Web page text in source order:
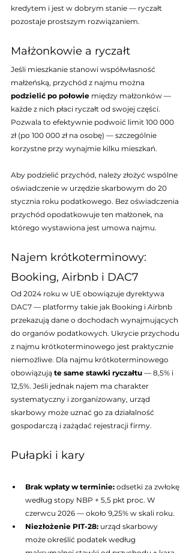
kredytem i jest w dobrym stanie — ryczałt
pozostaje prostszym rozwiązaniem.
Małżonkowie a ryczałt
Jeśli mieszkanie stanowi współwłasność
małżeńską, przychód z najmu można
podzielić po połowie między małżonków —
każde z nich płaci ryczałt od swojej części.
Pozwala to efektywnie podwoić limit 100 000
zł (po 100 000 zł na osobę) — szczególnie
korzystne przy wynajmie kilku mieszkań.
Aby podzielić przychód, należy złożyć wspólne
oświadczenie w urzędzie skarbowym do 20
stycznia roku podatkowego. Bez oświadczenia
przychód opodatkowuje ten małżonek, na
którego wystawiona jest umowa najmu.
Najem krótkoterminowy:
Booking, Airbnb i DAC7
Od 2024 roku w UE obowiązuje dyrektywa
DAC7 — platformy takie jak Booking i Airbnb
przekazują dane o dochodach wynajmujących
do organów podatkowych. Ukrycie przychodu
z najmu krótkoterminowego jest praktycznie
niemożliwe. Dla najmu krótkoterminowego
obowiązują te same stawki ryczałtu — 8,5% i
12,5%. Jeśli jednak najem ma charakter
systematyczny i zorganizowany, urząd
skarbowy może uznać go za działalność
gospodarczą i zażądać rejestracji firmy.
Pułapki i kary
Brak wpłaty w terminie: odsetki za zwłokę
według stopy NBP + 5,5 pkt proc. W
czerwcu 2026 — około 9,25% w skali roku.
Niezłożenie PIT-28: urząd skarbowy
może określić podatek według